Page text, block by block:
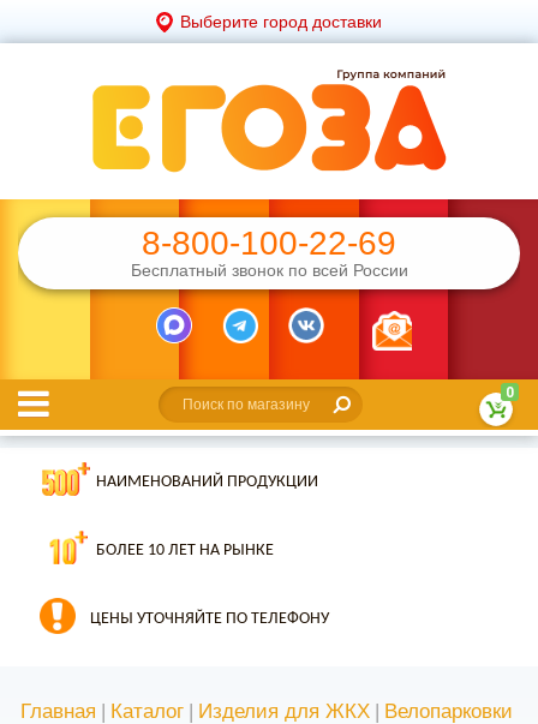
Выберите город доставки
8-800-100-22-69
Бесплатный звонок по всей России
0
НАИМЕНОВАНИЙ ПРОДУКЦИИ
БОЛЕЕ 10 ЛЕТ НА РЫНКЕ
ЦЕНЫ УТОЧНЯЙТЕ ПО ТЕЛЕФОНУ
Главная | Каталог | Изделия для ЖКХ | Велопарковки